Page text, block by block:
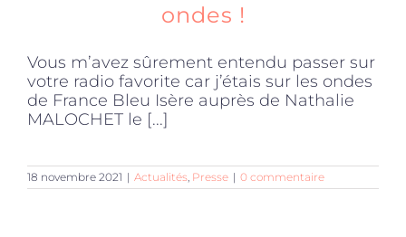
ondes !
Vous m’avez sûrement entendu passer sur
votre radio favorite car j’étais sur les ondes
de France Bleu Isère auprès de Nathalie
MALOCHET le [...]
18 novembre 2021 | Actualités Presse | 0 commentaire